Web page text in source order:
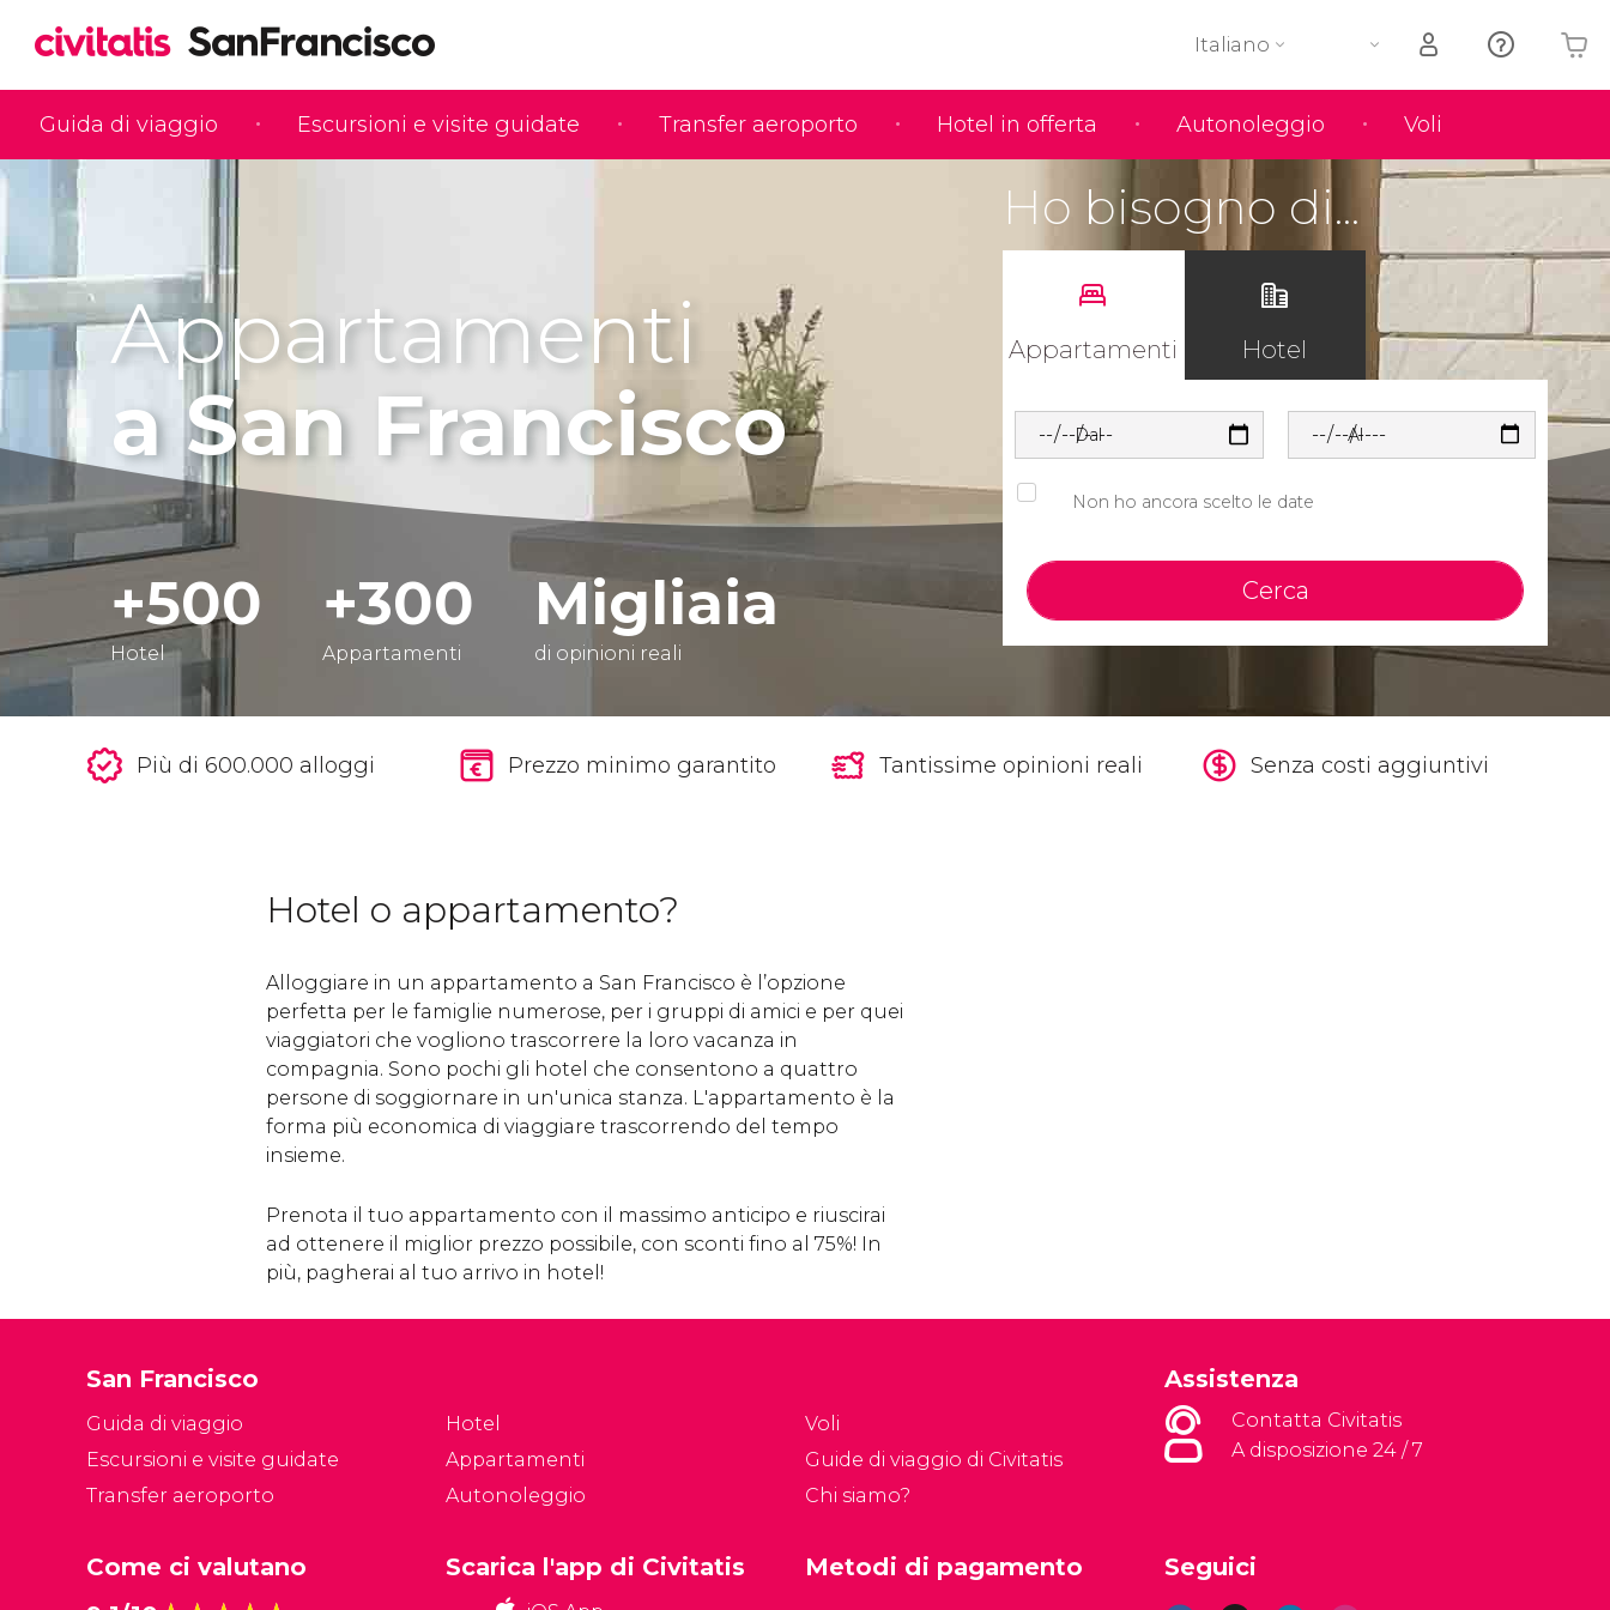
Guida di viaggio Escursioni e visite guidate Transfer aeroporto Hotel in offerta Autonoleggio Voli
Italiano
Il tuo carrello è vuoto
Appartamenti
a San Francisco
+500
Hotel
+300
Appartamenti
Migliaia
di opinioni reali
Ho bisogno di...
Appartamenti Hotel
Dal Al
Non ho ancora scelto le date
Cerca
Più di 600.000 alloggi Prezzo minimo garantito Tantissime opinioni reali Senza costi aggiuntivi
Hotel o appartamento?
Alloggiare in un appartamento a San Francisco è l’opzione
perfetta per le famiglie numerose, per i gruppi di amici e per quei
viaggiatori che vogliono trascorrere la loro vacanza in
compagnia. Sono pochi gli hotel che consentono a quattro
persone di soggiornare in un'unica stanza. L'appartamento è la
forma più economica di viaggiare trascorrendo del tempo
insieme.
Prenota il tuo appartamento con il massimo anticipo e riuscirai
ad ottenere il miglior prezzo possibile, con sconti fino al 75%! In
più, pagherai al tuo arrivo in hotel!
San Francisco
Guida di viaggio
Escursioni e visite guidate
Transfer aeroporto
Hotel
Appartamenti
Autonoleggio
Voli
Guide di viaggio di Civitatis
Chi siamo?
Assistenza
Contatta Civitatis
A disposizione 24 / 7
Come ci valutano
Seguici
Scarica l'app di Civitatis Metodi di pagamento